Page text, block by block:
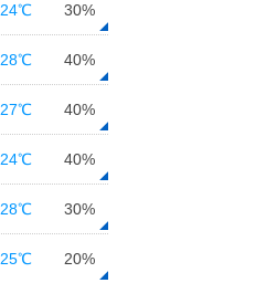
24℃ 30%
28℃ 40%
27℃ 40%
24℃ 40%
28℃ 30%
25℃ 20%